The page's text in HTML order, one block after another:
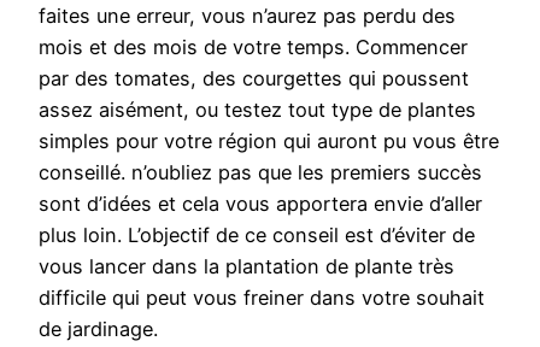
faites une erreur, vous n’aurez pas perdu des
mois et des mois de votre temps. Commencer
par des tomates, des courgettes qui poussent
assez aisément, ou testez tout type de plantes
simples pour votre région qui auront pu vous être
conseillé. n’oubliez pas que les premiers succès
sont d’idées et cela vous apportera envie d’aller
plus loin. L’objectif de ce conseil est d’éviter de
vous lancer dans la plantation de plante très
difficile qui peut vous freiner dans votre souhait
de jardinage.